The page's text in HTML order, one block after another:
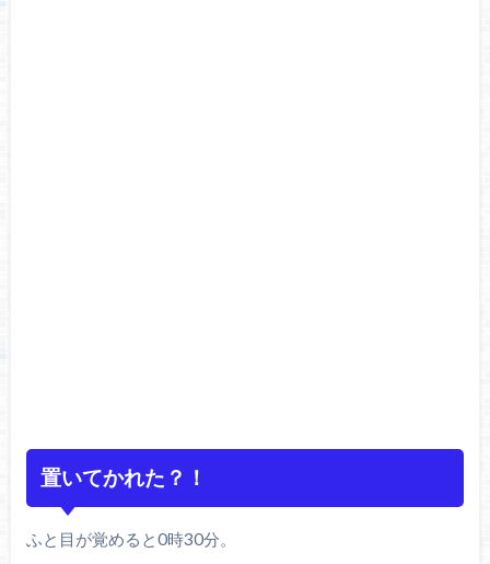
置いてかれた？！
ふと目が覚めると0時30分。